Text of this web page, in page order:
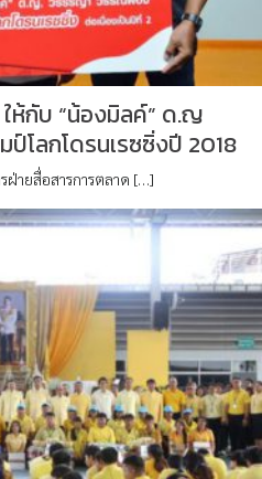
ห้กับ “น้องมิลค์” ด.ญ
โลกโดรนเรซซิ่งปี 2018
ายสื่อสารการตลาด […]